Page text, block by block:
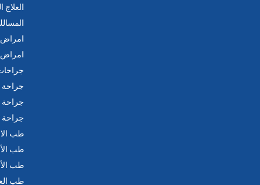
العلاج
امراض
امراض
جراحة
جراحة
جراحة
طب
طب
طب
طب